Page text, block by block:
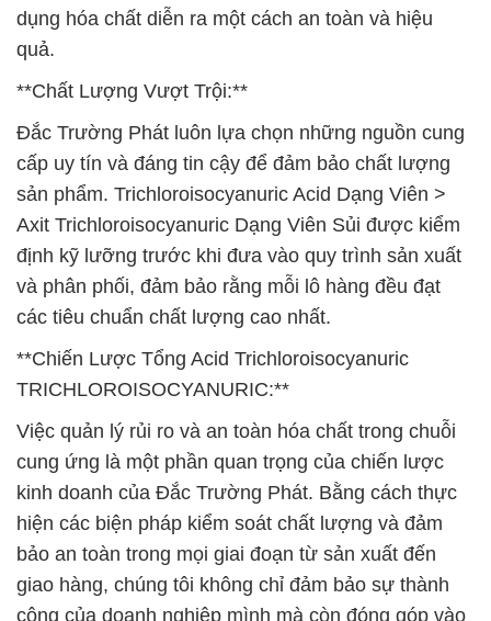
dụng hóa chất diễn ra một cách an toàn và hiệu
quả.
**Chất Lượng Vượt Trội:**
Đắc Trường Phát luôn lựa chọn những nguồn cung
cấp uy tín và đáng tin cậy để đảm bảo chất lượng
sản phẩm. Trichloroisocyanuric Acid Dạng Viên >
Axit Trichloroisocyanuric Dạng Viên Sủi được kiểm
định kỹ lưỡng trước khi đưa vào quy trình sản xuất
và phân phối, đảm bảo rằng mỗi lô hàng đều đạt
các tiêu chuẩn chất lượng cao nhất.
**Chiến Lược Tổng Acid Trichloroisocyanuric
TRICHLOROISOCYANURIC:**
Việc quản lý rủi ro và an toàn hóa chất trong chuỗi
cung ứng là một phần quan trọng của chiến lược
kinh doanh của Đắc Trường Phát. Bằng cách thực
hiện các biện pháp kiểm soát chất lượng và đảm
bảo an toàn trong mọi giai đoạn từ sản xuất đến
giao hàng, chúng tôi không chỉ đảm bảo sự thành
công của doanh nghiệp mình mà còn đóng góp vào